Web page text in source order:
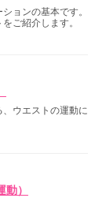
ョンの基本です。
ご紹介します。
ウエストの運動に
）